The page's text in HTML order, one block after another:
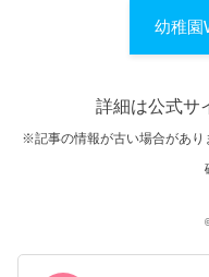
幼稚園
詳細は公式サ
※記事の情報が古い場合があり